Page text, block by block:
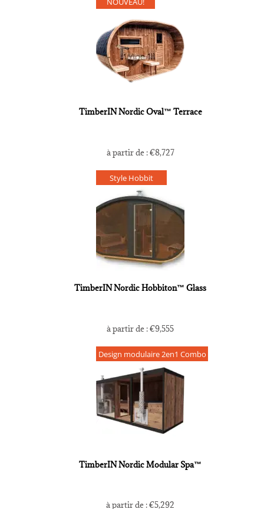
TimberIN Nordic Oval™ Terrace
à partir de :€8,727
Style Hobbit
TimberIN Nordic Hobbiton™ Glass
à partir de :€9,555
Design modulaire 2en1 Combo
TimberIN Nordic Modular Spa™
à partir de :€5,292